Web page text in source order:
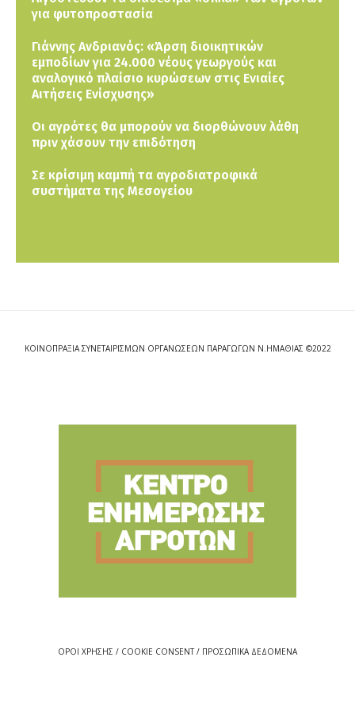
για φυτοπροστασία
Γιάννης Ανδριανός: «Άρση διοικητικών
εμποδίων για 24.000 νέους γεωργούς και
αναλογικό πλαίσιο κυρώσεων στις Ενιαίες
Αιτήσεις Ενίσχυσης»
Οι αγρότες θα μπορούν να διορθώνουν λάθη
πριν χάσουν την επιδότηση
Σε κρίσιμη καμπή τα αγροδιατροφικά
συστήματα της Μεσογείου
ΚΟΙΝΟΠΡΑΞΙΑ ΣΥΝΕΤΑΙΡΙΣΜΩΝ ΟΡΓΑΝΩΣΕΩΝ ΠΑΡΑΓΩΓΩΝ Ν.ΗΜΑΘΙΑΣ ©2022
ΟΡΟΙ ΧΡΗΣΗΣ / COOKIE CONSENT / ΠΡΟΣΩΠΙΚΑ ΔΕΔΟΜΕΝΑ